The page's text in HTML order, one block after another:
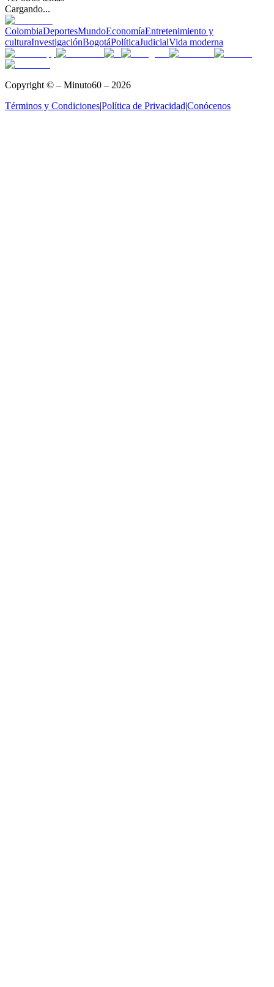
Cargando...
ColombiaDeportesMundoEconomíaEntretenimiento y
culturaInvestigaciónBogotáPolíticaJudicialVida moderna
Copyright © – Minuto60 – 2026
Términos y Condiciones|Política de Privacidad|Conócenos